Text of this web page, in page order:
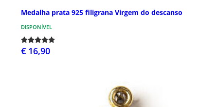
Medalha prata 925 filigrana Virgem do descanso
DISPONÍVEL
€ 16,90